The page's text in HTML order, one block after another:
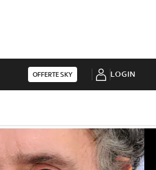
OFFERTE SKY LOGIN